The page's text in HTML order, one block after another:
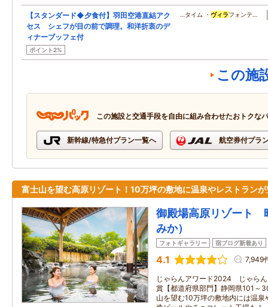
【スタンダード◆夕食付】羽田空港直結アク
セス シェフが目の前で調理。和洋折衷のデ
ィナーブッフェ付
ポイント2%
…タイム ・ ヴィラフォンテ…
この施
この施設と交通手段を自由に組み合わせたおトクな
新幹線/特急付プラン一覧へ 航空券付プラ
富士山を望む高原リゾート！10万坪の敷地に温泉やレストラン
御殿場高原リゾート
みか）
フォトギャラリー 宿ブログ新着あり
4.1 7,949
じゃらんアワード2024 じゃらん
賞【都道府県部門】静岡県101
山を望む10万坪の敷地内には温